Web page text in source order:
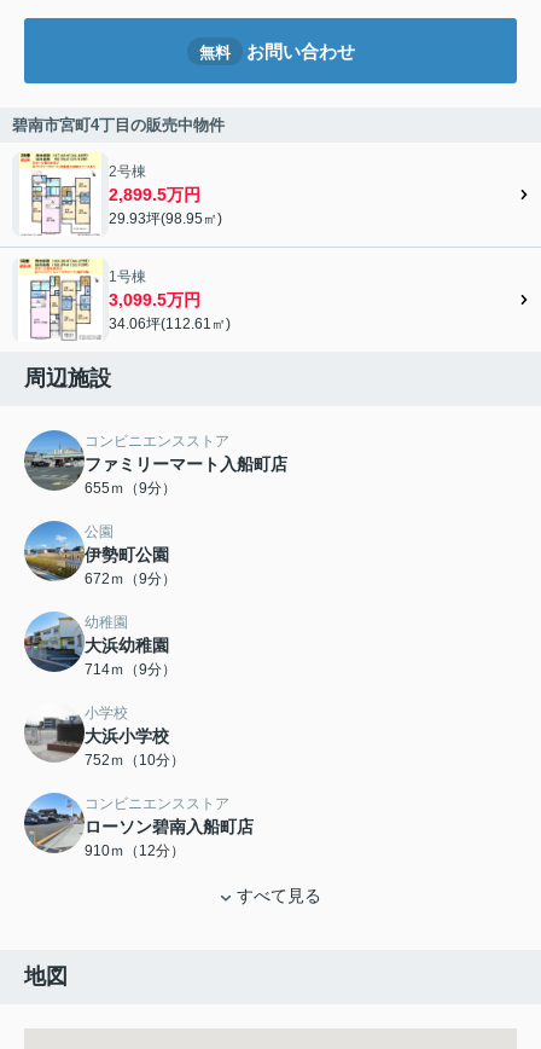
無料 お問い合わせ
碧南市宮町4丁目の販売中物件
2号棟
2,899.5万円
29.93坪(98.95㎡)
1号棟
3,099.5万円
34.06坪(112.61㎡)
周辺施設
コンビニエンスストア
ファミリーマート入船町店
655ｍ（9分）
公園
伊勢町公園
672ｍ（9分）
幼稚園
大浜幼稚園
714ｍ（9分）
小学校
大浜小学校
752ｍ（10分）
コンビニエンスストア
ローソン碧南入船町店
910ｍ（12分）
すべて見る
地図